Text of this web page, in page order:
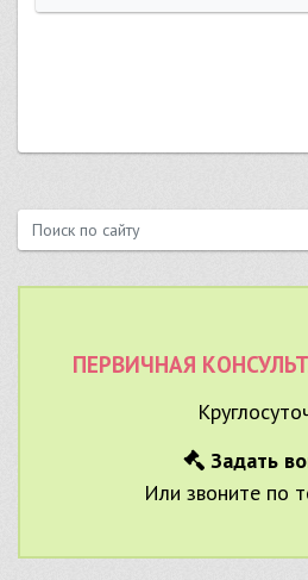
ПЕРВИЧНАЯ
Задать
Или звоните по